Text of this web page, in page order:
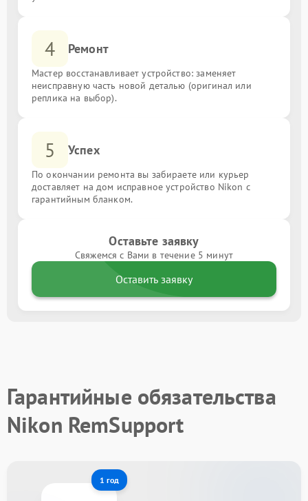
4 Ремонт
Мастер восстанавливает устройство: заменяет
неисправную часть новой деталью (оригинал или
реплика на выбор).
5 Успех
По окончании ремонта вы забираете или курьер
доставляет на дом исправное устройство Nikon с
гарантийным бланком.
Оставьте заявку
Свяжемся с Вами в течение 5 минут
Оставить заявку
Гарантийные обязательства
Nikon RemSupport
1 год